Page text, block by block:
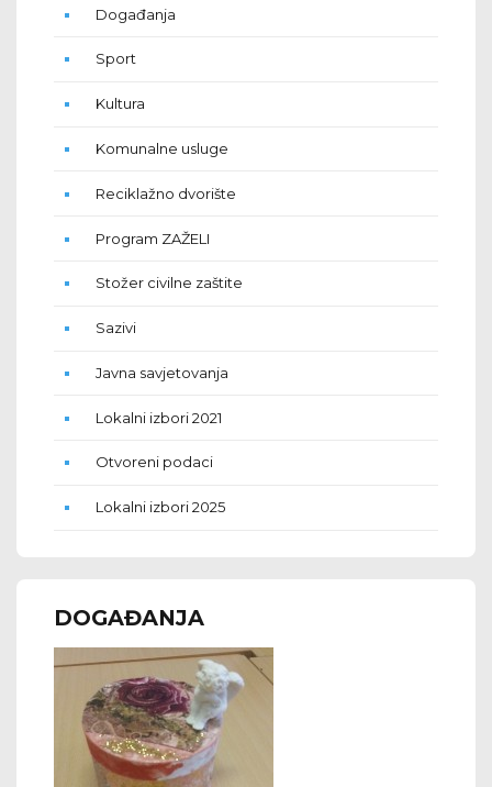
Događanja
Sport
Kultura
Komunalne usluge
Reciklažno dvorište
Program ZAŽELI
Stožer civilne zaštite
Sazivi
Javna savjetovanja
Lokalni izbori 2021
Otvoreni podaci
Lokalni izbori 2025
DOGAĐANJA